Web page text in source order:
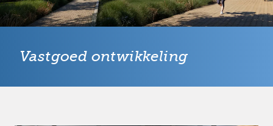
Vastgoed ontwikkeling